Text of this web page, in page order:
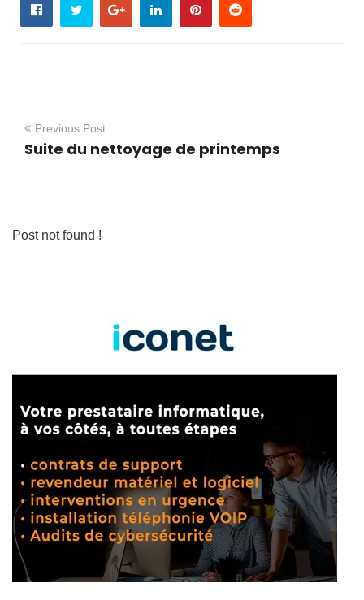
Previous Post
Suite du nettoyage de printemps
Post not found !